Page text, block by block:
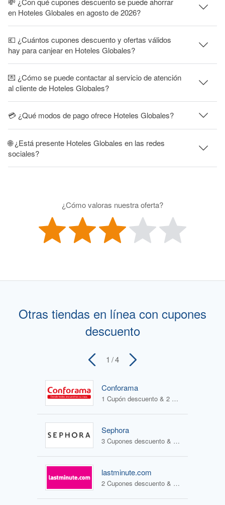
en Hoteles Globales en agosto de 2026?
💶 ¿Cuántos cupones descuento y ofertas válidos
hay para canjear en Hoteles Globales?
💌 ¿Cómo se puede contactar al servicio de atención
al cliente de Hoteles Globales?
💳 ¿Qué modos de pago ofrece Hoteles Globales?
🌐 ¿Está presente Hoteles Globales en las redes
sociales?
¿Cómo valoras nuestra oferta?
Otras tiendas en línea con cupones
descuento
1 / 4
Conforama
1 Cupón descuento & 2 Ofertas
Sephora
3 Cupones descuento & 1 Oferta
lastminute.com
2 Cupones descuento & 2 Ofertas